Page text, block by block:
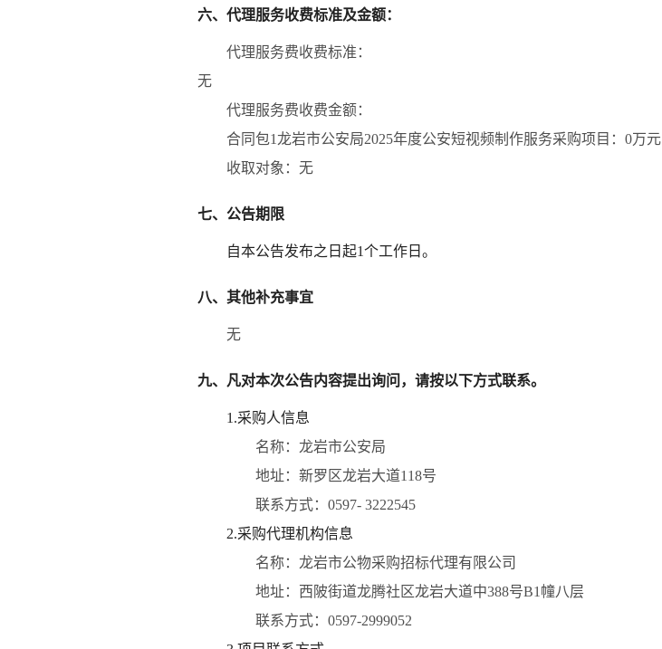
六、代理服务收费标准及金额：
代理服务费收费标准：
无
代理服务费收费金额：
合同包1龙岩市公安局2025年度公安短视频制作服务采购项目：0万元
收取对象：无
七、公告期限
自本公告发布之日起1个工作日。
八、其他补充事宜
无
九、凡对本次公告内容提出询问，请按以下方式联系。
1.采购人信息
名称： 龙岩市公安局
地址： 新罗区龙岩大道118号
联系方式： 0597- 3222545
2.采购代理机构信息
名称： 龙岩市公物采购招标代理有限公司
地址： 西陂街道龙腾社区龙岩大道中388号B1幢八层
联系方式： 0597-2999052